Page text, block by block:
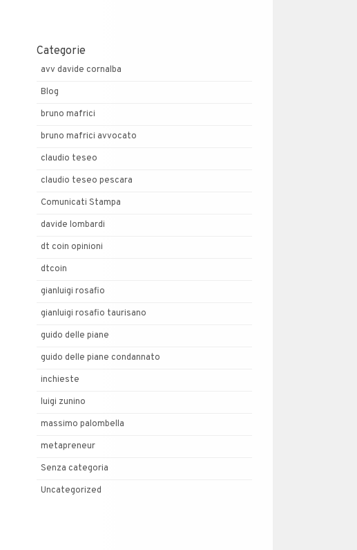
Categorie
avv davide cornalba
Blog
bruno mafrici
bruno mafrici avvocato
claudio teseo
claudio teseo pescara
Comunicati Stampa
davide lombardi
dt coin opinioni
dtcoin
gianluigi rosafio
gianluigi rosafio taurisano
guido delle piane
guido delle piane condannato
inchieste
luigi zunino
massimo palombella
metapreneur
Senza categoria
Uncategorized